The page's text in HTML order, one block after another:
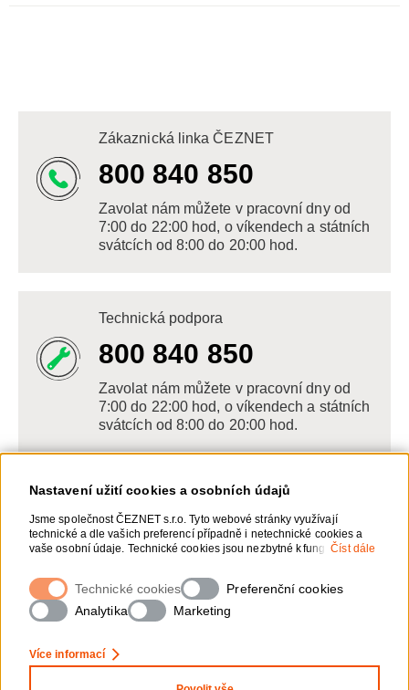
Nastavení užití cookies a osobních údajů
Jsme společnost ČEZNET s.r.o. Tyto webové stránky využívají
technické a dle vašich preferencí případně i netechnické cookies a
vaše osobní údaje. Technické cookies jsou nezbytné k fungování
webové stránky vašim preferencím, k personalizaci reklam a
analytice. Pro sběr a zpracování netechnických cookies a vašich
osobních údajů, nám můžete udělit souhlas. Bližší informace o vašich
právech, zpracování osobních údajů, včetně možnosti odvolání
Číst dále
Technické cookies
Preferenční cookies
Analytika
Marketing
Více informací
Zákaznická linka ČEZNET
800 840 850
Zavolat nám můžete v pracovní dny od
7:00 do 22:00 hod, o víkendech a státních
svátcích od 8:00 do 20:00 hod.
Technická podpora
800 840 850
Zavolat nám můžete v pracovní dny od
7:00 do 22:00 hod, o víkendech a státních
svátcích od 8:00 do 20:00 hod.
Napište nám
POSLAT VZKAZ
Zanechte nám vzkaz online, my se vám
ozveme zpět